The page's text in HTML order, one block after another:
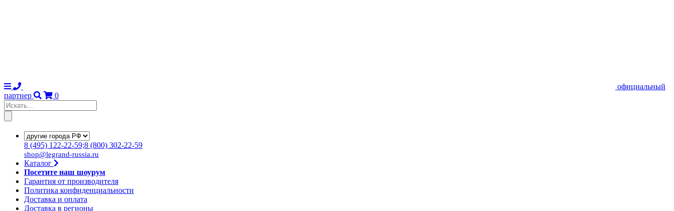
официальный
партнер
0
8 (495) 122-22-59;8 (800) 302-22-59
shop@legrand-russia.ru
Каталог
Посетите наш шоурум
Гарантия от производителя
Политика конфиденциальности
Доставка и оплата
Доставка в регионы